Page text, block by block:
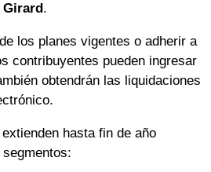
Girard.
los planes vigentes o adherir a
contribuyentes pueden ingresar
obtendrán las liquidaciones
hasta fin de año